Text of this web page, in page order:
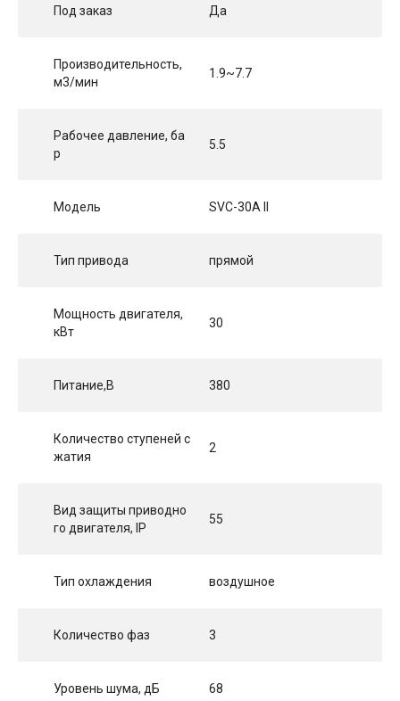
Под заказ Да
Производительность,
м3/мин
1.9~7.7
Рабочее давление, ба
р
5.5
Модель SVC-30A II
Тип привода прямой
Мощность двигателя,
кВт
30
Питание,В 380
Количество ступеней с
жатия
2
Вид защиты приводно
го двигателя, IP
55
Тип охлаждения воздушное
Количество фаз 3
Уровень шума, дБ 68